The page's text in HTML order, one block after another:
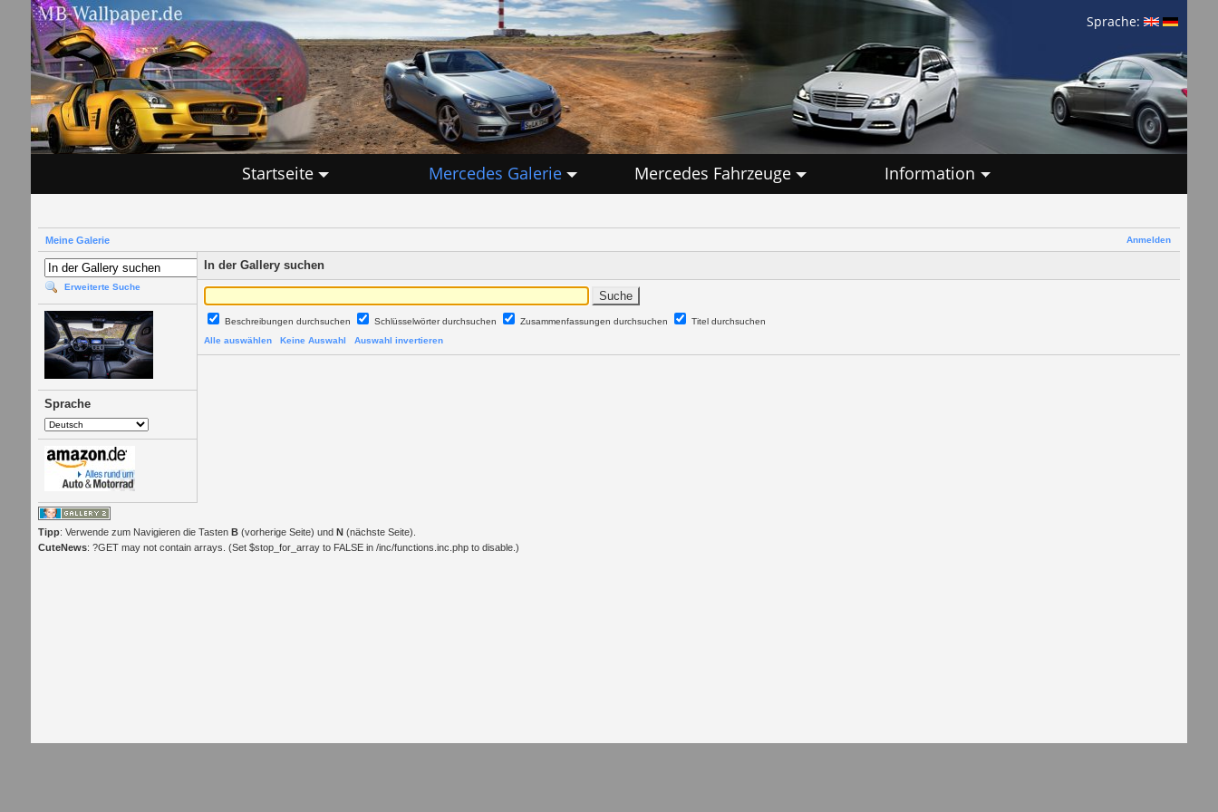
Sprache:
Startseite Mercedes Galerie Mercedes Fahrzeuge Information
Anmelden
Meine Galerie
Erweiterte Suche
Sprache
In der Gallery suchen
Beschreibungen durchsuchen Schlüsselwörter durchsuchen Zusammenfassungen durchsuchen
Titel durchsuchen
Alle auswählen
Keine Auswahl Auswahl invertieren
Tipp: Verwende zum Navigieren die Tasten B(vorherige Seite) und N(nächste Seite).
CuteNews: ?GET may not contain arrays. (Set $stop_for_array to FALSE in /inc/functions.inc.php to disable.)